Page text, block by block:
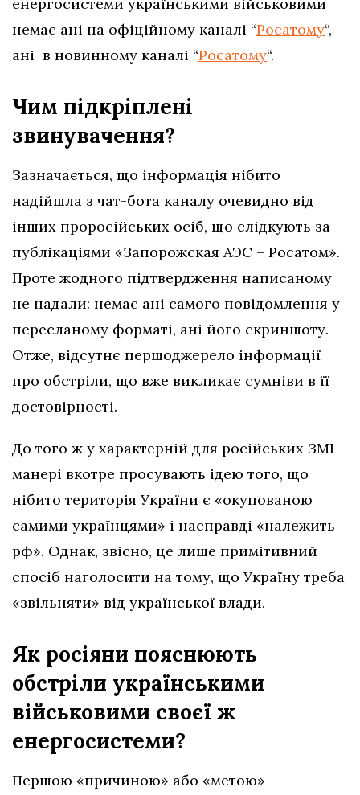
немає ані на офіційному каналі “Росатому“,
ані в новинному каналі “Росатому“.
Чим підкріплені
звинувачення?
Зазначається, що інформація нібито
надійшла з чат-бота каналу очевидно від
інших проросійських осіб, що слідкують за
публікаціями «Запорожская АЭС – Росатом».
Проте жодного підтвердження написаному
не надали: немає ані самого повідомлення у
пересланому форматі, ані його скриншоту.
Отже, відсутнє першоджерело інформації
про обстріли, що вже викликає сумніви в її
достовірності.
До того ж у характерній для російських ЗМІ
манері вкотре просувають ідею того, що
нібито територія України є «окупованою
самими українцями» і насправді «належить
рф». Однак, звісно, це лише примітивний
спосіб наголосити на тому, що Україну треба
«звільняти» від української влади.
Як росіяни пояснюють
обстріли українськими
військовими своєї ж
енергосистеми?
Першою «причиною» або «метою»